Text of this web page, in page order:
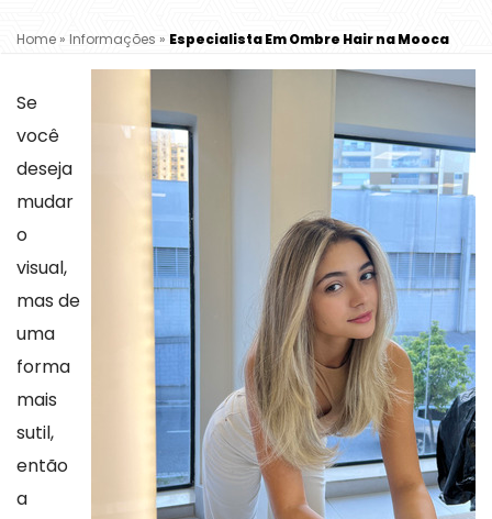
Home » Informações » Especialista Em Ombre Hair na Mooca
Se
você
deseja
mudar
o
visual,
mas de
uma
forma
mais
sutil,
então
a